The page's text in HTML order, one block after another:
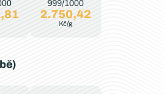
999/1000
2.750,42
Kč/g